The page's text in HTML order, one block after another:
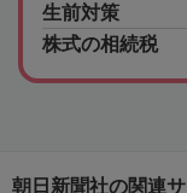
生前対策
株式の相続税
朝日新聞社の関連サ